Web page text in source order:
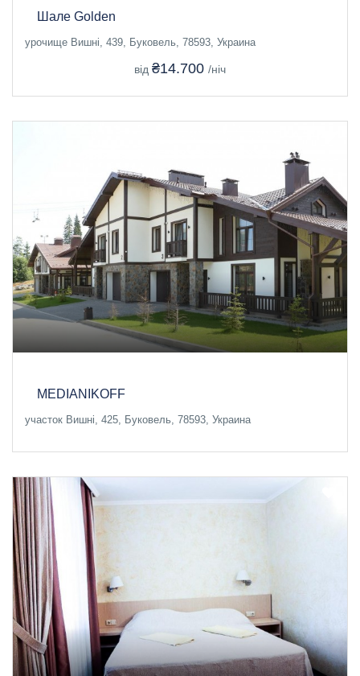
Шале Golden
урочище Вишні, 439, Буковель, 78593, Украина
від ₴14.700 /ніч
MEDIANIKOFF
участок Вишні, 425, Буковель, 78593, Украина